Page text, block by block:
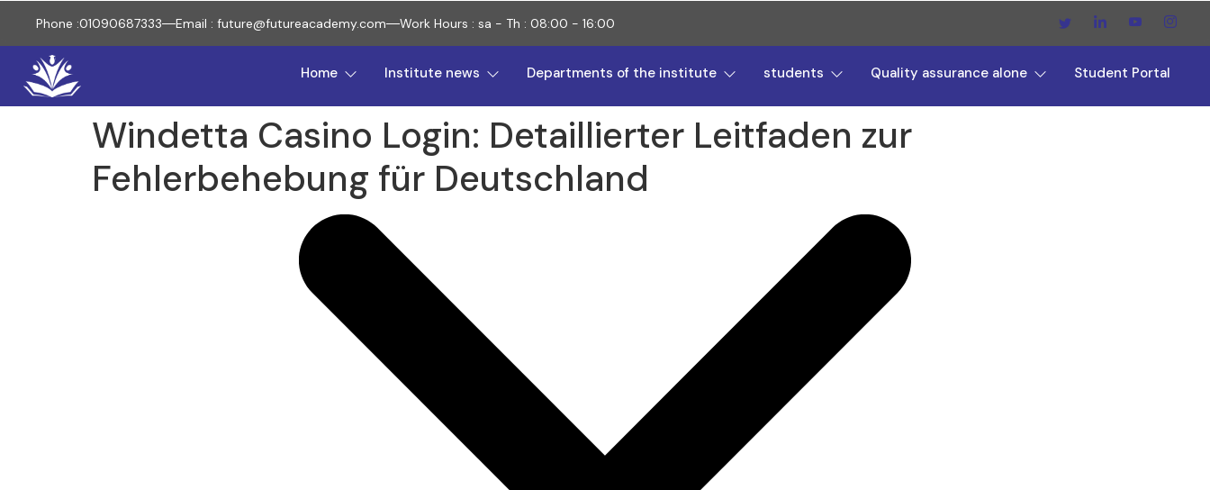
Phone :01090687333 Email : future@futureacademy.com Work Hours : sa - Th : 08:00 - 16:00
Home Institute news Departments of the institute students Quality assurance alone Student Portal
Windetta Casino Login: Detaillierter Leitfaden zur
Fehlerbehebung für Deutschland